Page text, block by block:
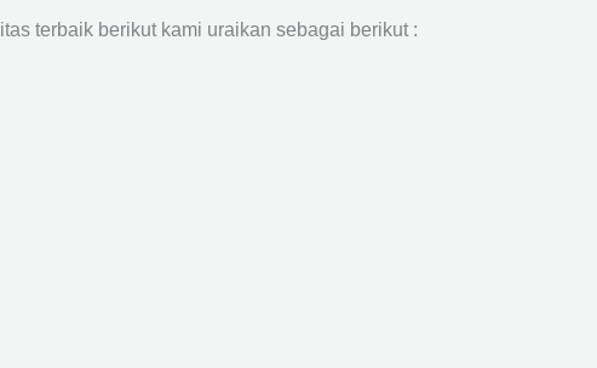
terbaik berikut kami uraikan sebagai berikut :